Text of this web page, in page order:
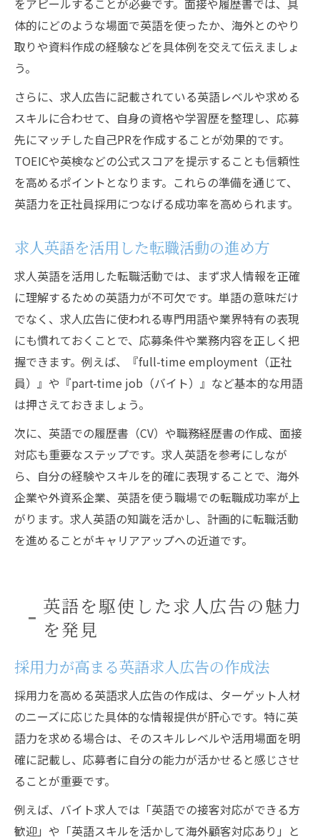
をアピールすることが必要です。面接や履歴書では、具
体的にどのような場面で英語を使ったか、海外とのやり
取りや資料作成の経験などを具体例を交えて伝えましょ
う。
さらに、求人広告に記載されている英語レベルや求める
スキルに合わせて、自身の資格や学習歴を整理し、応募
先にマッチした自己PRを作成することが効果的です。
TOEICや英検などの公式スコアを提示することも信頼性
を高めるポイントとなります。これらの準備を通じて、
英語力を正社員採用につなげる成功率を高められます。
求人英語を活用した転職活動の進め方
求人英語を活用した転職活動では、まず求人情報を正確
に理解するための英語力が不可欠です。単語の意味だけ
でなく、求人広告に使われる専門用語や業界特有の表現
にも慣れておくことで、応募条件や業務内容を正しく把
握できます。例えば、『full-time employment（正社
員）』や『part-time job（バイト）』など基本的な用語
は押さえておきましょう。
次に、英語での履歴書（CV）や職務経歴書の作成、面接
対応も重要なステップです。求人英語を参考にしなが
ら、自分の経験やスキルを的確に表現することで、海外
企業や外資系企業、英語を使う職場での転職成功率が上
がります。求人英語の知識を活かし、計画的に転職活動
を進めることがキャリアアップへの近道です。
英語を駆使した求人広告の魅力
を発見
採用力が高まる英語求人広告の作成法
採用力を高める英語求人広告の作成は、ターゲット人材
のニーズに応じた具体的な情報提供が肝心です。特に英
語力を求める場合は、そのスキルレベルや活用場面を明
確に記載し、応募者に自分の能力が活かせると感じさせ
ることが重要です。
例えば、バイト求人では「英語での接客対応ができる方
歓迎」や「英語スキルを活かして海外顧客対応あり」と